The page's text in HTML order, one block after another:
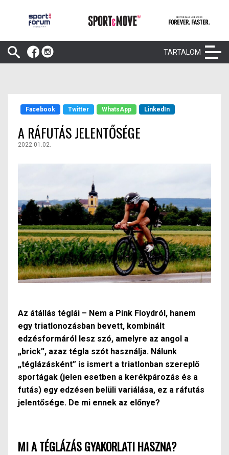
TARTALOM
Facebook Twitter WhatsApp LinkedIn
A RÁFUTÁS JELENTŐSÉGE
2022.01.02.
Az átállás téglái – Nem a Pink Floydról, hanem
egy triatlonozásban bevett, kombinált
edzésformáról lesz szó, amelyre az angol a
„brick”, azaz tégla szót használja. Nálunk
„téglázásként” is ismert a triatlonban szereplő
sportágak (jelen esetben a kerékpározás és a
futás) egy edzésen belüli variálása, ez a ráfutás
jelentősége. De mi ennek az előnye?
MI A TÉGLÁZÁS GYAKORLATI HASZNA?